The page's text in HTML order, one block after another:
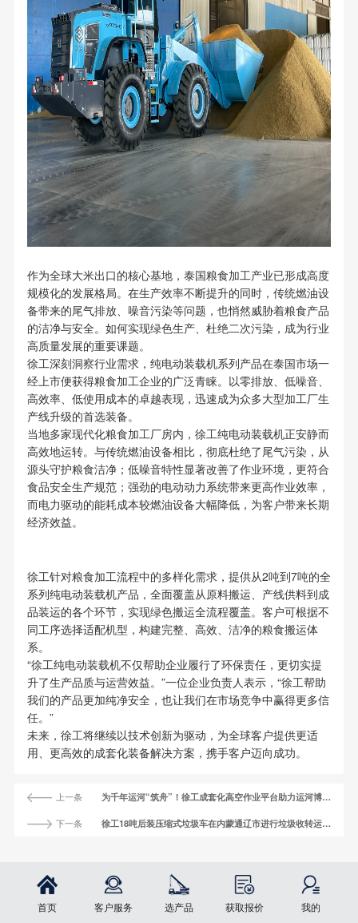
首页 客户服务 选产品 获取报价 我的
作为全球大米出口的核心基地，泰国粮食加工产业已形成高度
规模化的发展格局。在生产效率不断提升的同时，传统燃油设
备带来的尾气排放、噪音污染等问题，也悄然威胁着粮食产品
的洁净与安全。如何实现绿色生产、杜绝二次污染，成为行业
高质量发展的重要课题。
徐工深刻洞察行业需求，纯电动装载机系列产品在泰国市场一
经上市便获得粮食加工企业的广泛青睐。以零排放、低噪音、
高效率、低使用成本的卓越表现，迅速成为众多大型加工厂生
产线升级的首选装备。
当地多家现代化粮食加工厂房内，徐工纯电动装载机正安静而
高效地运转。与传统燃油设备相比，彻底杜绝了尾气污染，从
源头守护粮食洁净；低噪音特性显著改善了作业环境，更符合
食品安全生产规范；强劲的电动动力系统带来更高作业效率，
而电力驱动的能耗成本较燃油设备大幅降低，为客户带来长期
经济效益。
徐工针对粮食加工流程中的多样化需求，提供从2吨到7吨的全
系列纯电动装载机产品，全面覆盖从原料搬运、产线供料到成
品装运的各个环节，实现绿色搬运全流程覆盖。客户可根据不
同工序选择适配机型，构建完整、高效、洁净的粮食搬运体
系。
“徐工纯电动装载机不仅帮助企业履行了环保责任，更切实提
升了生产品质与运营效益。”一位企业负责人表示，“徐工帮助
我们的产品更加纯净安全，也让我们在市场竞争中赢得更多信
任。”
未来，徐工将继续以技术创新为驱动，为全球客户提供更适
用、更高效的成套化装备解决方案，携手客户迈向成功。
上一条 为千年运河“筑舟”！徐工成套化高空作业平台助力运河博物馆建设
下一条 徐工18吨后装压缩式垃圾车在内蒙通辽市进行垃圾收转运作业